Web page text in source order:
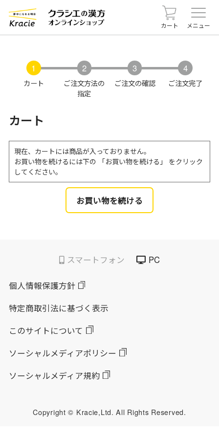
カート メニュー
カート
ご注文方法の
指定
ご注文の確認 ご注文完了
カート
現在、カートには商品が入っておりません。
お買い物を続けるには下の 「お買い物を続ける」 をクリック
してください。
お買い物を続ける
スマートフォン PC
個人情報保護方針
特定商取引法に基づく表示
このサイトについて
ソーシャルメディアポリシー
ソーシャルメディア規約
Copyright © Kracie,Ltd. All Rights Reserved.